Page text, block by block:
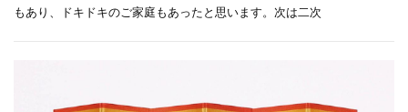
もあり、ドキドキのご家庭もあったと思います。次は二次